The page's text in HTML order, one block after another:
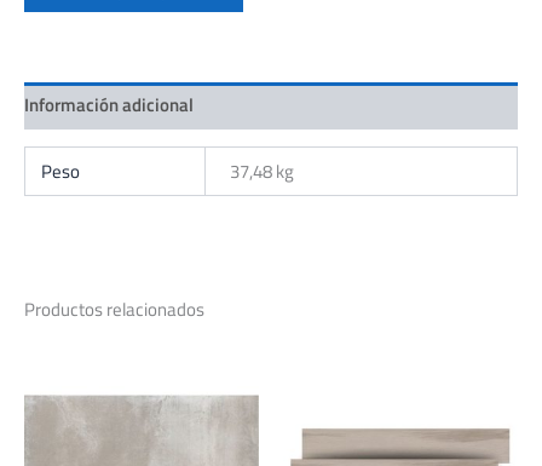
M2
Información adicional
Peso 37,48 kg
Productos relacionados